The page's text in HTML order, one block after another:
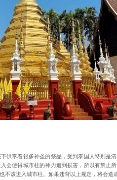
供奉着很多神圣的祭品，受到泰国人特别是
会使得城市柱的神力遭到损害，所以有禁止
不该进入城市柱。如果违背以上规定，将会造